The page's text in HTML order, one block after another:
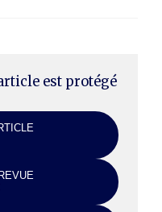
est protégé